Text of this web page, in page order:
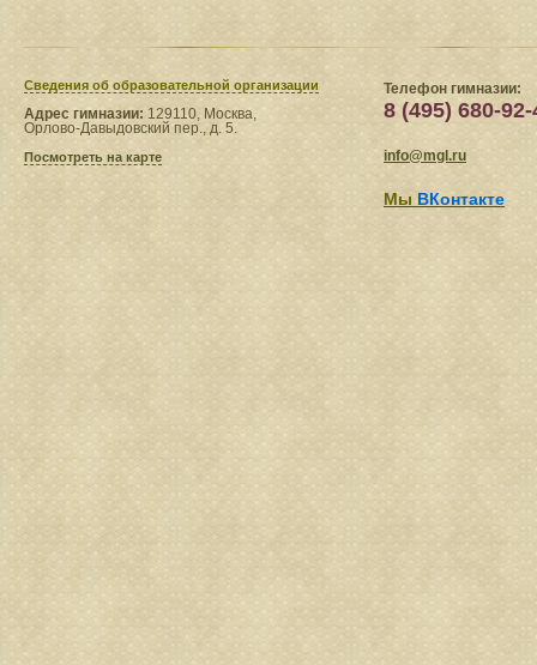
Сведения​ об образовательной организации
Адрес гимназии: 129110, Москва,
Орлово-Давыдовский пер., д. 5.
Посмотреть на карте
Телефон гимназии:
8 (495) 680-92-
info@mgl.ru
Мы ВКонтакте